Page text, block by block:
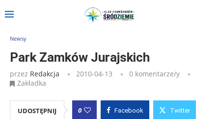
Strona główna Park Zamków Jurajskich
Newsy
Park Zamków Jurajskich
przez Redakcja 2010-04-13
0 komentarze/y
Zakładka
UDOSTĘPNIJ 0 Facebook Twitter